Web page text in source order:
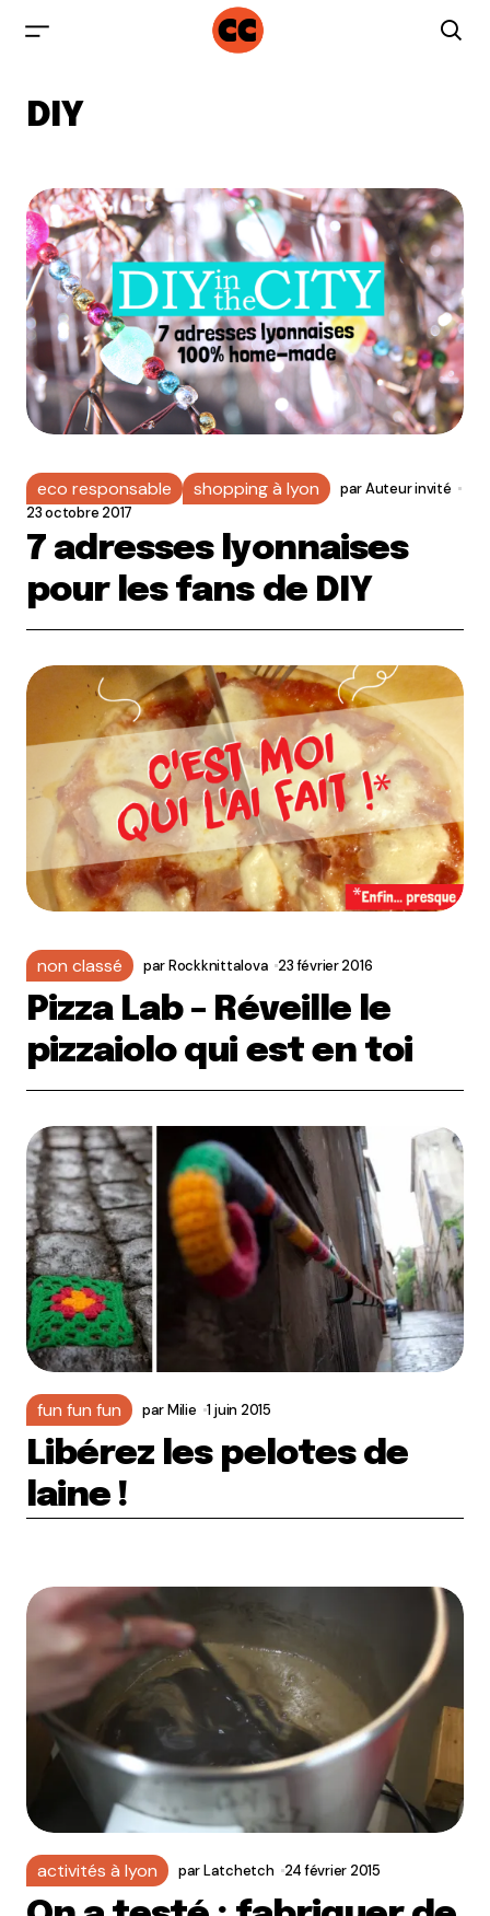
DIY
eco responsable shopping à lyon parAuteur invité
23 octobre 2017
7 adresses lyonnaises
pour les fans de DIY
non classé parRockknittalova 23 février 2016
Pizza Lab – Réveille le
pizzaiolo qui est en toi
fun fun fun parMilie 1 juin 2015
Libérez les pelotes de
laine !
activités à lyon parLatchetch 24 février 2015